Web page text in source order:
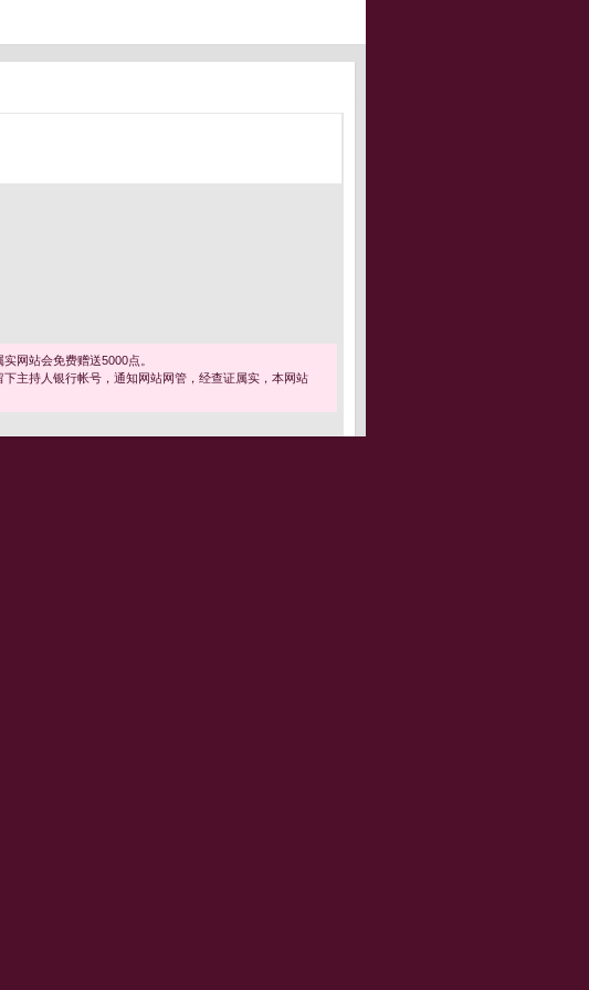
网站会免费赠送5000点。
主持人银行帐号，通知网站网管，经查证属实，本网站